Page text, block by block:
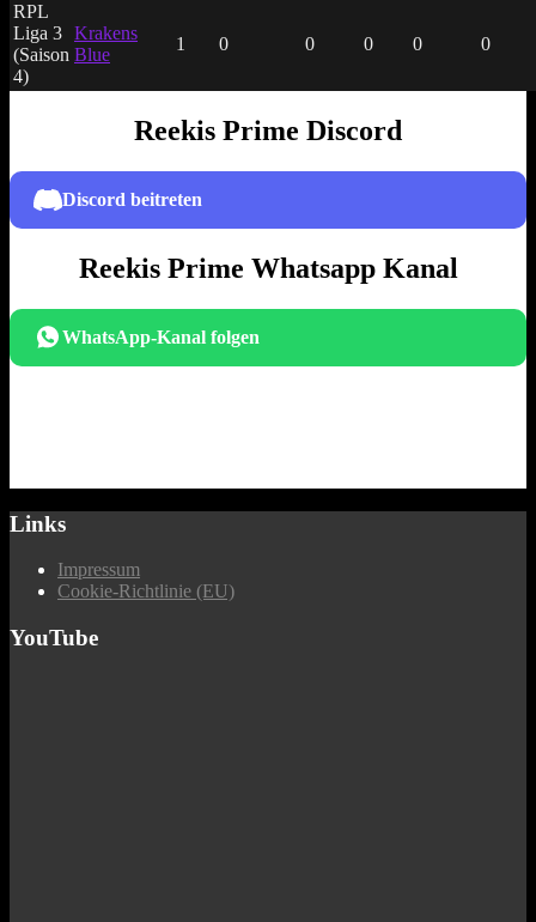
RPL
Liga 3
(Saison
4)
Krakens
Blue
1 0 0 0 0 0
Reekis Prime Discord
Discord beitreten
Reekis Prime Whatsapp Kanal
WhatsApp-Kanal folgen
Links
Impressum
Cookie-Richtlinie (EU)
YouTube